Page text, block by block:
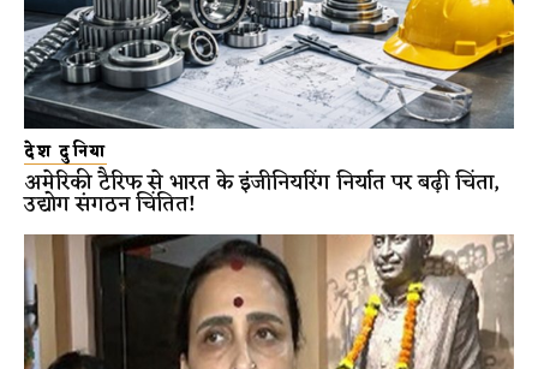
देश दुनिया
अमेरिकी टैरिफ से भारत के इंजीनियरिंग निर्यात पर बढ़ी चिंता,
उद्योग संगठन चिंतित!